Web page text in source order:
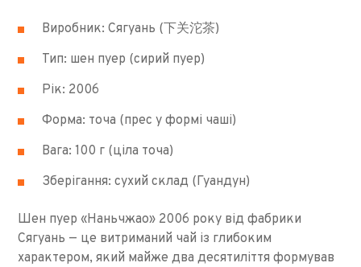
Виробник: Сягуань (下关沱茶)
Тип: шен пуер (сирий пуер)
Рік: 2006
Форма: точа (прес у формі чаші)
Вага: 100 г (ціла точа)
Зберігання: сухий склад (Гуандун)
Шен пуер «Наньчжао» 2006 року від фабрики
Сягуань — це витриманий чай із глибоким
характером, який майже два десятиліття формував